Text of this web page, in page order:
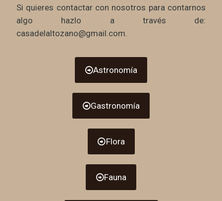
Si quieres contactar con nosotros para contarnos
algo hazlo a través de:
casadelaltozano@gmail.com.
Astronomía
Gastronomía
Flora
Fauna